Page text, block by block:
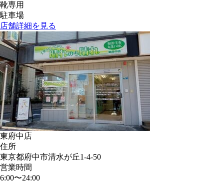
靴専用
駐車場
店舗詳細を見る
東府中店
住所
東京都府中市清水が丘1-4-50
営業時間
6:00〜24:00